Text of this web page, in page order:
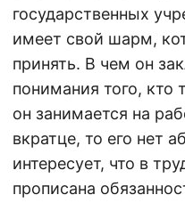
государственных
имеет свой шарм,
принять. В чем он
понимания того, кто
он занимается на
вкратце, то его нет
интересует, что в
прописана